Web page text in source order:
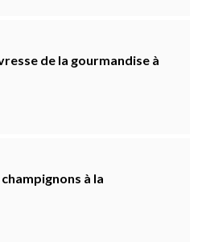
de la gourmandise à
à la